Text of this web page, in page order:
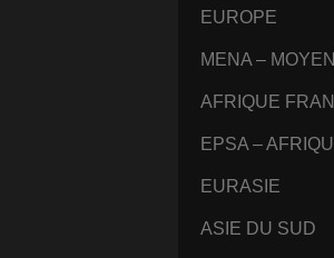
EUROPE
MENA –
AFRIQUE
EPSA –
EURASIE
ASIE DU SUD